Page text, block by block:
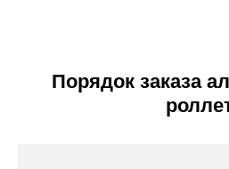
Порядок заказа